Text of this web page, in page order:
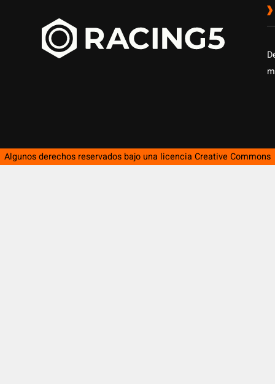
Algunos derechos reservados bajo una licencia Creative Commons